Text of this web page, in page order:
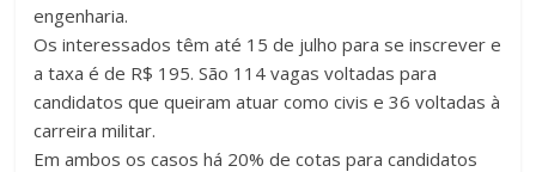
engenharia.
Os interessados têm até 15 de julho para se inscrever e
a taxa é de R$ 195. São 114 vagas voltadas para
candidatos que queiram atuar como civis e 36 voltadas à
carreira militar.
Em ambos os casos há 20% de cotas para candidatos